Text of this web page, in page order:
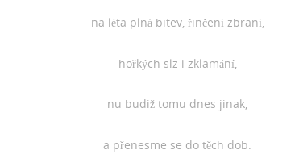
na léta plná bitev, řinčení zbraní,
hořkých slz i zklamání,
nu budiž tomu dnes jinak,
a přenesme se do těch dob.